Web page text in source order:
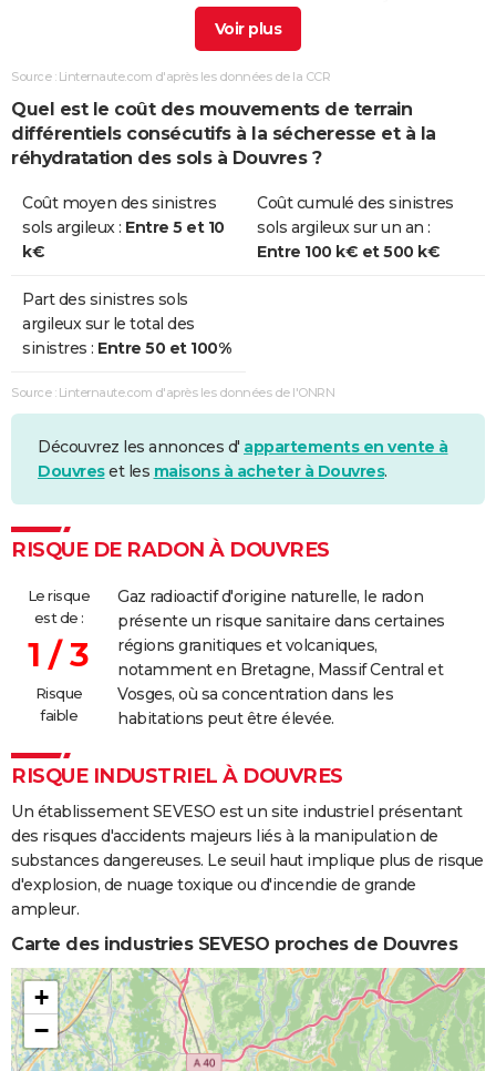
01/07/2018
Sécheresse 01/04/2017 31/12/2017 275 j
Sécheresse 01/07/2003 30/09/2003 92 j
Source : Linternaute.com d'après les données de la CCR
Quel est le coût des mouvements de terrain
différentiels consécutifs à la sécheresse et à la
réhydratation des sols à Douvres ?
Coût moyen des sinistres
sols argileux : Entre 5 et 10
k€
Coût cumulé des sinistres
sols argileux sur un an :
Entre 100 k€ et 500 k€
Part des sinistres sols
argileux sur le total des
sinistres : Entre 50 et 100%
Source : Linternaute.com d'après les données de l'ONRN
Découvrez les annonces d' appartements en vente à
Douvreset les maisons à acheter à Douvres.
RISQUE DE RADON À DOUVRES
Le risque
est de :
1 / 3
Risque
faible
Gaz radioactif d'origine naturelle, le radon
présente un risque sanitaire dans certaines
régions granitiques et volcaniques,
notamment en Bretagne, Massif Central et
Vosges, où sa concentration dans les
habitations peut être élevée.
RISQUE INDUSTRIEL À DOUVRES
Un établissement SEVESO est un site industriel présentant
des risques d'accidents majeurs liés à la manipulation de
substances dangereuses. Le seuil haut implique plus de risque
d'explosion, de nuage toxique ou d'incendie de grande
ampleur.
Carte des industries SEVESO proches de Douvres
+
−